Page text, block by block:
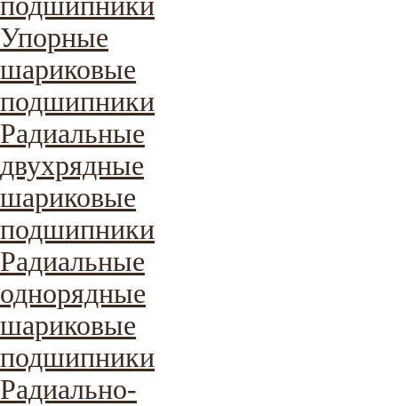
Упорные
шариковые
подшипники
Радиальные
двухрядные
шариковые
подшипники
Радиальные
однорядные
шариковые
подшипники
Радиально-